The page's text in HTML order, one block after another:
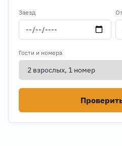
Заезд
Гости и номера